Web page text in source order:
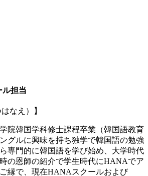
ル担当
なえ）】
院韓国学科修士課程卒業（韓国語教育
グルに興味を持ち独学で韓国語の勉強
専門的に韓国語を学び始め、大学時代
の恩師の紹介で学生時代にHANAでア
縁で、現在HANAスクールおよび